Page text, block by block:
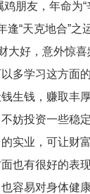
友，年命为“
逢“天克地合”之
大好，意外惊
多学习这方面
生钱，赚取丰
妨投资一些稳
实业，可让财
也有很好的表
容易对身体健